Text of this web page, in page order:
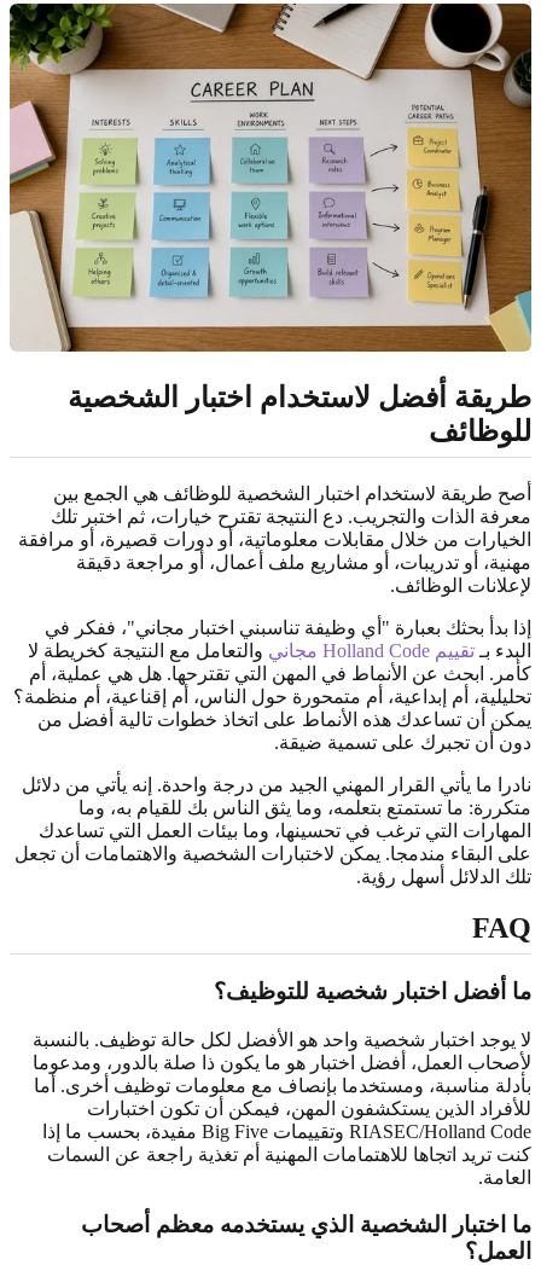
طريقة أفضل لاستخدام اختبار الشخصية
للوظائف
أصح طريقة لاستخدام اختبار الشخصية للوظائف هي الجمع بين
معرفة الذات والتجريب. دع النتيجة تقترح خيارات، ثم اختبر تلك
الخيارات من خلال مقابلات معلوماتية، أو دورات قصيرة، أو مرافقة
مهنية، أو تدريبات، أو مشاريع ملف أعمال، أو مراجعة دقيقة
لإعلانات الوظائف.
إذا بدأ بحثك بعبارة "أي وظيفة تناسبني اختبار مجاني"، ففكر في
البدء بـ تقييم Holland Code مجاني
والتعامل مع النتيجة كخريطة لا
كأمر. ابحث عن الأنماط في المهن التي تقترحها. هل هي عملية، أم
تحليلية، أم إبداعية، أم متمحورة حول الناس، أم إقناعية، أم منظمة؟
يمكن أن تساعدك هذه الأنماط على اتخاذ خطوات تالية أفضل من
دون أن تجبرك على تسمية ضيقة.
نادرا ما يأتي القرار المهني الجيد من درجة واحدة. إنه يأتي من دلائل
متكررة: ما تستمتع بتعلمه، وما يثق الناس بك للقيام به، وما
المهارات التي ترغب في تحسينها، وما بيئات العمل التي تساعدك
على البقاء مندمجا. يمكن لاختبارات الشخصية والاهتمامات أن تجعل
تلك الدلائل أسهل رؤية.
FAQ
ما أفضل اختبار شخصية للتوظيف؟
لا يوجد اختبار شخصية واحد هو الأفضل لكل حالة توظيف. بالنسبة
لأصحاب العمل، أفضل اختبار هو ما يكون ذا صلة بالدور، ومدعوما
بأدلة مناسبة، ومستخدما بإنصاف مع معلومات توظيف أخرى. أما
للأفراد الذين يستكشفون المهن، فيمكن أن تكون اختبارات
RIASEC/Holland Code وتقييمات Big Five مفيدة، بحسب ما إذا
كنت تريد اتجاها للاهتمامات المهنية أم تغذية راجعة عن السمات
العامة.
ما اختبار الشخصية الذي يستخدمه معظم أصحاب
العمل؟